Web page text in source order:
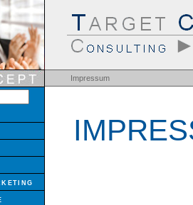
Impressum